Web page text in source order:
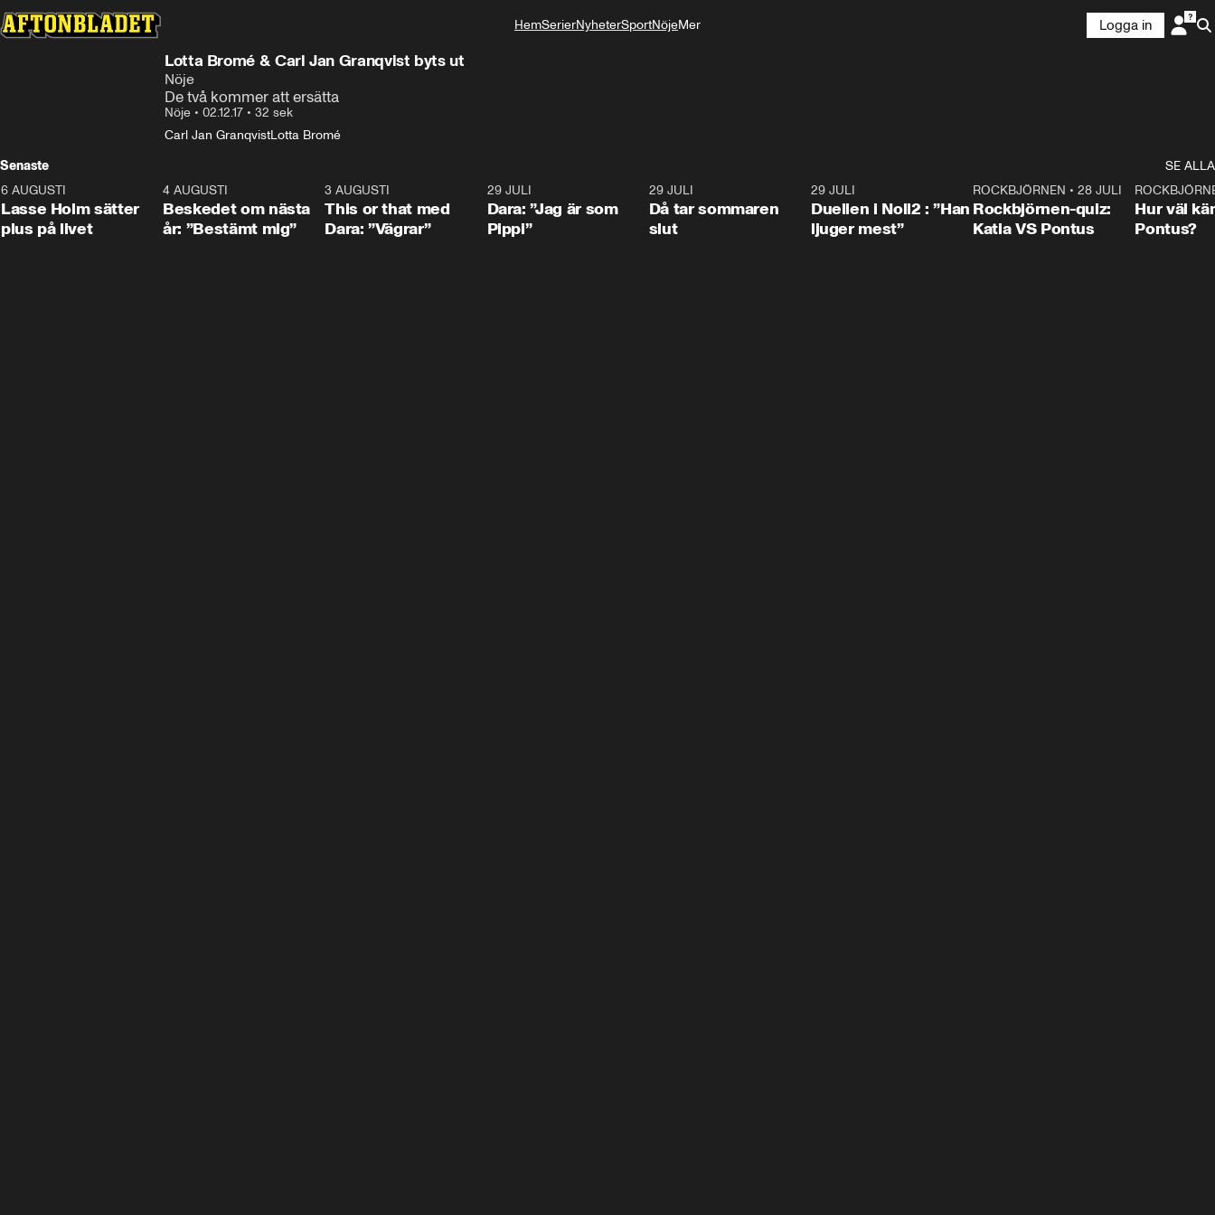
HemSerierNyheterSportNöjeMer
Logga in
Lotta Bromé & Carl Jan Granqvist byts ut
Nöje
De två kommer att ersätta
Nöje • 02.12.17 • 32 sek
Carl Jan GranqvistLotta Bromé
Senaste
SE ALLA
1:04
6 AUGUSTI
Lasse Holm sätter
plus på livet
0:24
4 AUGUSTI
Beskedet om nästa
år: ”Bestämt mig”
3 AUGUSTI
This or that med
Dara: ”Vägrar”
29 JULI
Dara: ”Jag är som
Pippi”
29 JULI
Då tar sommaren
slut
29 JULI
Duellen i Noll2 : ”Han
ljuger mest”
0:15
ROCKBJÖRNEN •28 JULI
Rockbjörnen-quiz:
Katia VS Pontus
Hur väl
Pontus?